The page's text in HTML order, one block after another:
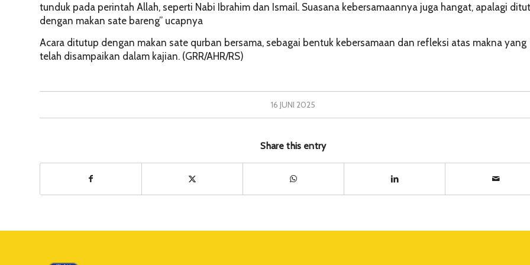
tunduk pada perintah Allah, seperti Nabi Ibrahim dan Ismail. Suasana kebersamaannya juga hangat, apalagi
dengan makan sate bareng” ucapnya
Acara ditutup dengan makan sate qurban bersama, sebagai bentuk kebersamaan dan refleksi atas makna yang
telah disampaikan dalam kajian. (GRR/AHR/RS)
16 JUNI 2025
Share this entry